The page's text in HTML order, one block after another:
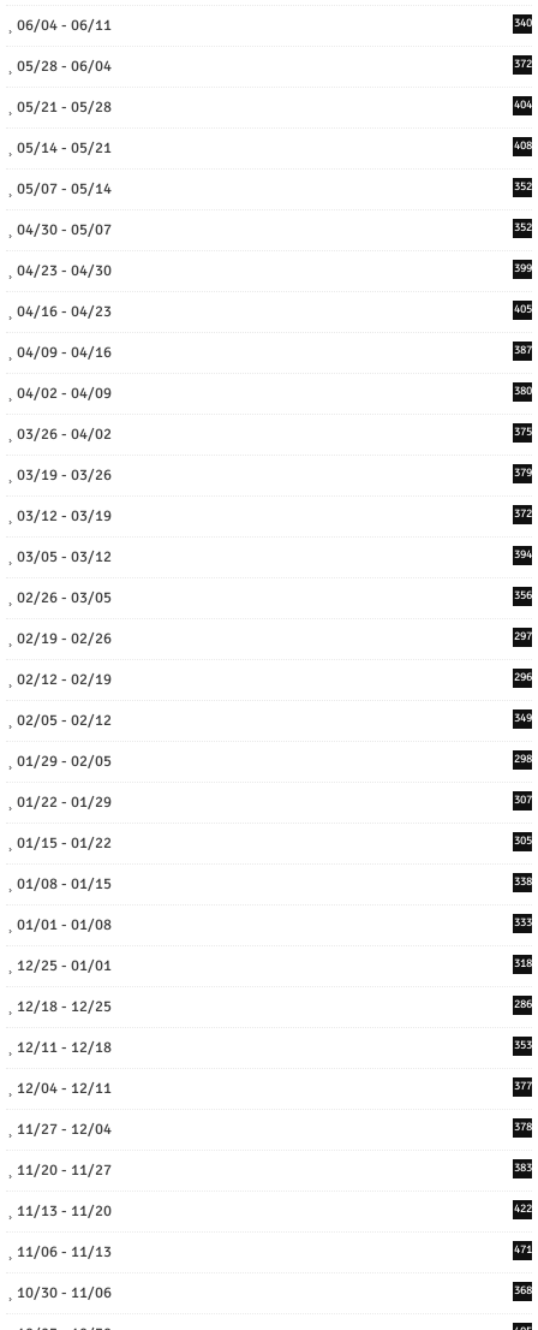
06/04 - 06/11 340
05/28 - 06/04 372
05/21 - 05/28 404
05/14 - 05/21 408
05/07 - 05/14 352
04/30 - 05/07 352
04/23 - 04/30 399
04/16 - 04/23 405
04/09 - 04/16 387
04/02 - 04/09 380
03/26 - 04/02 375
03/19 - 03/26 379
03/12 - 03/19 372
03/05 - 03/12 394
02/26 - 03/05 356
02/19 - 02/26 297
02/12 - 02/19 296
02/05 - 02/12 349
01/29 - 02/05 298
01/22 - 01/29 307
01/15 - 01/22 305
01/08 - 01/15 338
01/01 - 01/08 333
12/25 - 01/01 318
12/18 - 12/25 286
12/11 - 12/18 353
12/04 - 12/11 377
11/27 - 12/04 378
11/20 - 11/27 383
11/13 - 11/20 422
11/06 - 11/13 471
10/30 - 11/06 368